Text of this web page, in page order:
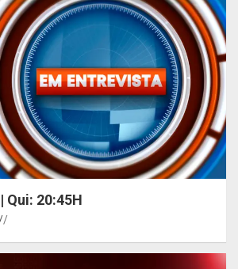
Qui: 20:45H
/